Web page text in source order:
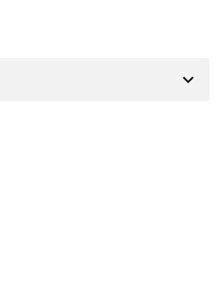
expand_more